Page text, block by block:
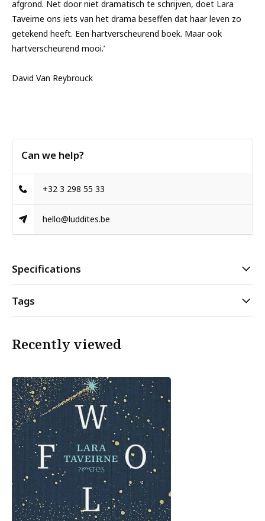
afgrond. Net door niet dramatisch te schrijven, doet Lara
Taveirne ons iets van het drama beseffen dat haar leven zo
getekend heeft. Een hartverscheurend boek. Maar ook
hartverscheurend mooi.’
David Van Reybrouck
Can we help?
+32 3 298 55 33
hello@luddites.be
Specifications
Tags
Recently viewed